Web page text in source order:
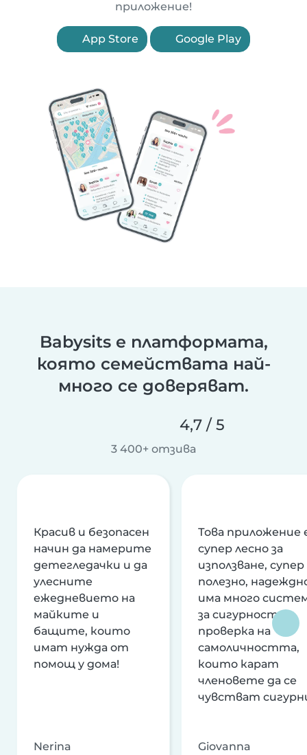
приложение!
App Store Google Play
Babysits е платформата,
която семействата най-
много се доверяват.
4,7 / 5
3 400+ отзива
Красив и безопасен
начин да намерите
детегледачки и да
улесните
ежедневието на
майките и
бащите, които
имат нужда от
помощ у дома!
Nerina
Това приложение
супер лесно за
използване, супер
полезно,
има много
за сигурност и
проверка на
самоличността,
които карат
членовете да се
чувстват
Giovanna